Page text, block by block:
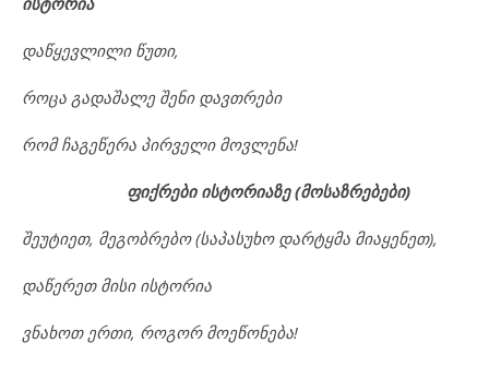
დაწყევლილი წუთი,
როცა გადაშალე შენი დავთრები
რომ ჩაგეწერა პირველი მოვლენა!
ფიქრები ისტორიაზე (მოსაზრებები)
შეუტიეთ, მეგობრებო (საპასუხო დარტყმა მიაყენეთ),
დაწერეთ მისი ისტორია
ვნახოთ ერთი, როგორ მოეწონება!